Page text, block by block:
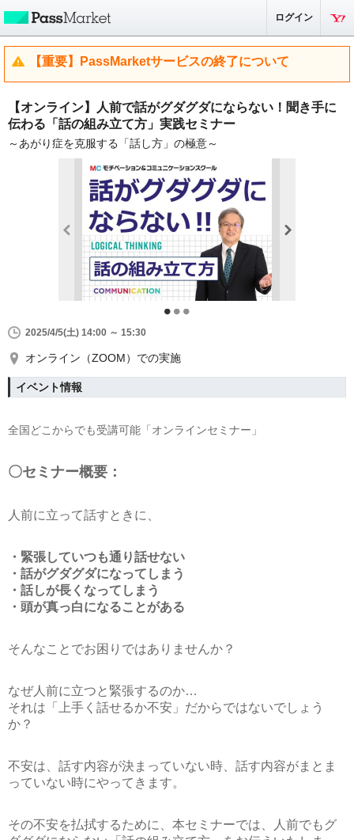
ログイン
【重要】PassMarketサービスの終了について
【オンライン】人前で話がグダグダにならない！聞き手に
伝わる「話の組み立て方」実践セミナー
～あがり症を克服する「話し方」の極意～
2025/4/5(土) 14:00 ～ 15:30
オンライン（ZOOM）での実施
イベント情報
全国どこからでも受講可能「オンラインセミナー」
〇セミナー概要：
人前に立って話すときに、
・緊張していつも通り話せない
・話がグダグダになってしまう
・話しが長くなってしまう
・頭が真っ白になることがある
そんなことでお困りではありませんか？
なぜ人前に立つと緊張するのか…
それは「上手く話せるか不安」だからではないでしょう
か？
不安は、話す内容が決まっていない時、話す内容がまとま
っていない時にやってきます。
その不安を払拭するために、本セミナーでは、人前でもグ